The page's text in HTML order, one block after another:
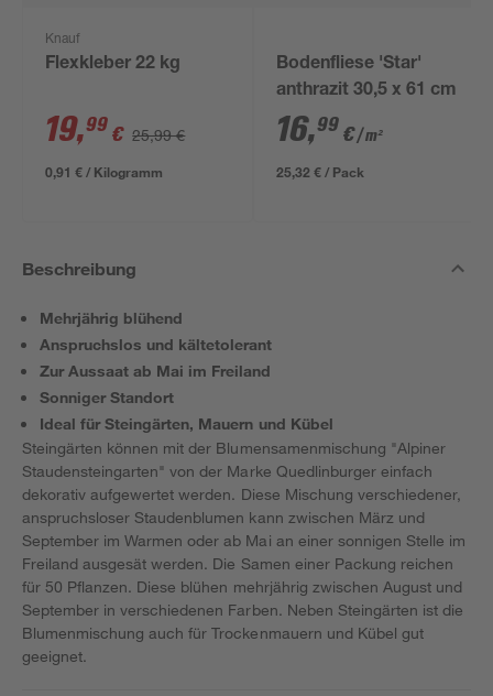
Knauf
Flexkleber 22 kg
19,99 € 25,99 €
0,91 € / Kilogramm
Bodenfliese 'Star'
anthrazit 30,5 x 61 cm
16,99 €/ m²
25,32 € / Pack
Beschreibung
Mehrjährig blühend
Anspruchslos und kältetolerant
Zur Aussaat ab Mai im Freiland
Sonniger Standort
Ideal für Steingärten, Mauern und Kübel
Steingärten können mit der Blumensamenmischung "Alpiner
Staudensteingarten" von der Marke Quedlinburger einfach
dekorativ aufgewertet werden. Diese Mischung verschiedener,
anspruchsloser Staudenblumen kann zwischen März und
September im Warmen oder ab Mai an einer sonnigen Stelle im
Freiland ausgesät werden. Die Samen einer Packung reichen
für 50 Pflanzen. Diese blühen mehrjährig zwischen August und
September in verschiedenen Farben. Neben Steingärten ist die
Blumenmischung auch für Trockenmauern und Kübel gut
geeignet.